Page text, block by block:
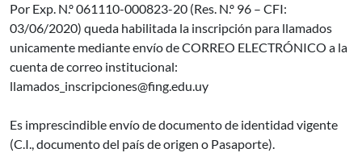
Por Exp. N.º 061110-000823-20 (Res. N.º 96 – CFI:
03/06/2020) queda habilitada la inscripción para llamados
unicamente mediante envío de CORREO ELECTRÓNICO a la
cuenta de correo institucional:
llamados_inscripciones@fing.edu.uy
Es imprescindible envío de documento de identidad vigente
(C.I., documento del país de origen o Pasaporte).